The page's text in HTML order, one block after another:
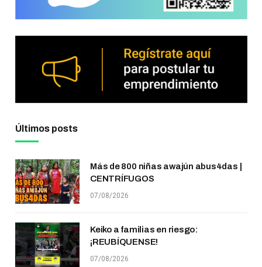
Últimos posts
Más de 800 niñas awajún abus4das |
CENTRÍFUGOS
07/08/2026
Keiko a familias en riesgo:
¡REUBÍQUENSE!
07/08/2026